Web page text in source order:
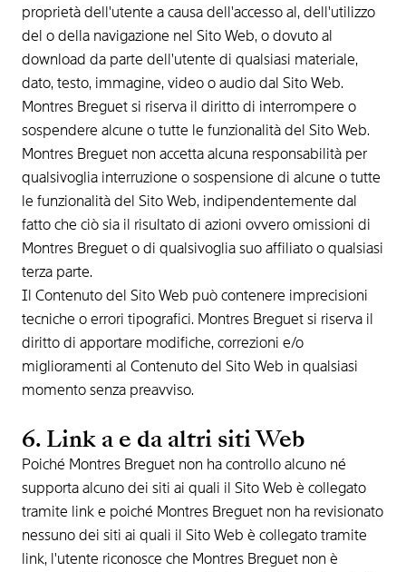
proprietà dell'utente a causa dell'accesso al, dell'utilizzo
del o della navigazione nel Sito Web, o dovuto al
download da parte dell'utente di qualsiasi materiale,
dato, testo, immagine, video o audio dal Sito Web.
Montres Breguet si riserva il diritto di interrompere o
sospendere alcune o tutte le funzionalità del Sito Web.
Montres Breguet non accetta alcuna responsabilità per
qualsivoglia interruzione o sospensione di alcune o tutte
le funzionalità del Sito Web, indipendentemente dal
fatto che ciò sia il risultato di azioni ovvero omissioni di
Montres Breguet o di qualsivoglia suo affiliato o qualsiasi
terza parte.
Il Contenuto del Sito Web può contenere imprecisioni
tecniche o errori tipografici. Montres Breguet si riserva il
diritto di apportare modifiche, correzioni e/o
miglioramenti al Contenuto del Sito Web in qualsiasi
momento senza preavviso.
6. Link a e da altri siti Web
Poiché Montres Breguet non ha controllo alcuno né
supporta alcuno dei siti ai quali il Sito Web è collegato
tramite link e poiché Montres Breguet non ha revisionato
nessuno dei siti ai quali il Sito Web è collegato tramite
link, l'utente riconosce che Montres Breguet non è